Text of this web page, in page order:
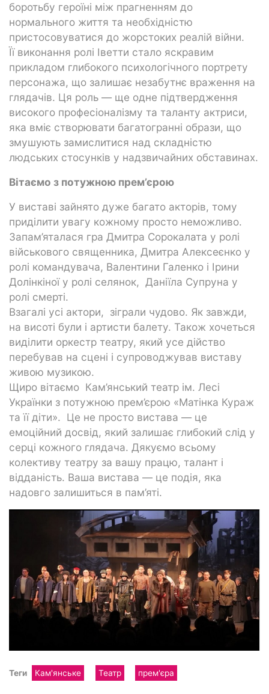
боротьбу героїні між прагненням до
нормального життя та необхідністю
пристосовуватися до жорстоких реалій війни.
Її виконання ролі Іветти стало яскравим
прикладом глибокого психологічного портрету
персонажа, що залишає незабутнє враження на
глядачів. Ця роль — ще одне підтвердження
високого професіоналізму та таланту актриси,
яка вміє створювати багатогранні образи, що
змушують замислитися над складністю
людських стосунків у надзвичайних обставинах.
Вітаємо з потужною прем’єрою
У виставі зайнято дуже багато акторів, тому
приділити увагу кожному просто неможливо.
Запам’яталася гра Дмитра Сорокалата у ролі
військового священника, Дмитра Алексеєнко у
ролі командувача, Валентини Галенко і Ірини
Долінкіної у ролі селянок, Даніїла Супруна у
ролі смерті.
Взагалі усі актори, зіграли чудово. Як завжди,
на висоті були і артисти балету. Також хочеться
виділити оркестр театру, який усе дійство
перебував на сцені і супроводжував виставу
живою музикою.
Щиро вітаємо Кам’янський театр ім. Лесі
Українки з потужною прем’єрою «Матінка Кураж
та її діти». Це не просто вистава — це
емоційний досвід, який залишає глибокий слід у
серці кожного глядача. Дякуємо всьому
колективу театру за вашу працю, талант і
відданість. Ваша вистава — це подія, яка
надовго залишиться в пам’яті.
Теги Кам'янське Театр прем'єра